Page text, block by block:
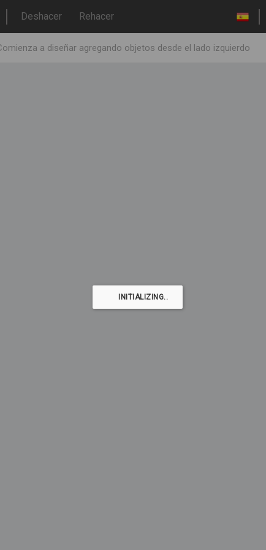
Deshacer Rehacer
a diseñar agregando objetos desde el lado izquierdo